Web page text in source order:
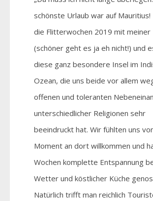
schönste Urlaub war auf Mauritius!
die Flitterwochen 2019 mit meiner
(schöner geht es ja eh nicht!) und
diese ganz besondere Insel im
Ozean, die uns beide vor allem
offenen und toleranten
unterschiedlicher Religionen sehr
beeindruckt hat. Wir fühlten uns
Moment an dort willkommen und
Wochen komplette Entspannung
Wetter und köstlicher Küche
Natürlich trifft man reichlich